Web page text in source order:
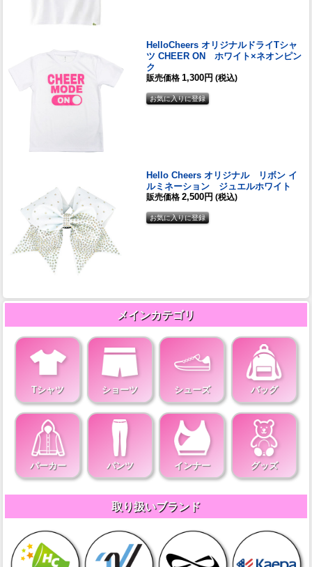
HelloCheers オリジナルドライTシャ
ツ CHEER ON ホワイト×ネオンピン
ク
販売価格 1,300円 (税込)
Hello Cheers オリジナル リボン イ
ルミネーション ジュエルホワイト
販売価格 2,500円 (税込)
メインカテゴリ
Tシャツ ショーツ シューズ バッグ
パーカー パンツ インナー グッズ
取り扱いブランド